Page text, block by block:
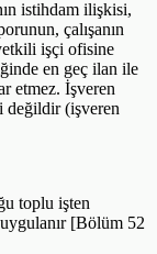
istihdam ilişkisi,
çalışanın
işçi ofisine
en geç ilan ile
etmez. İşveren
değildir (işveren
toplu işten
[Bölüm 52